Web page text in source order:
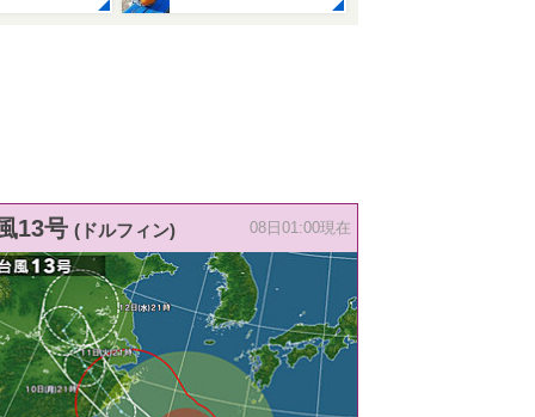
13号 (ドルフィン) 08日01:00現在